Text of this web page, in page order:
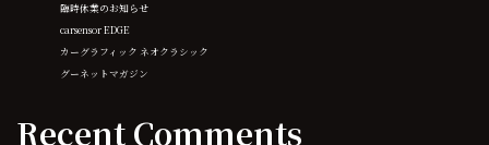
臨時休業のお知らせ
carsensor EDGE
カーグラフィック ネオクラシック
グーネットマガジン
Recent Comments